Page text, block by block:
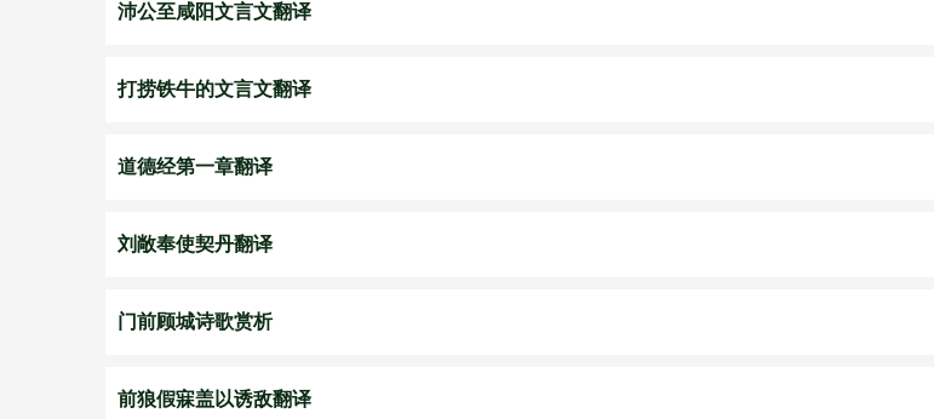
沛公至咸阳文言文翻译
打捞铁牛的文言文翻译
道德经第一章翻译
刘敞奉使契丹翻译
门前顾城诗歌赏析
前狼假寐盖以诱敌翻译